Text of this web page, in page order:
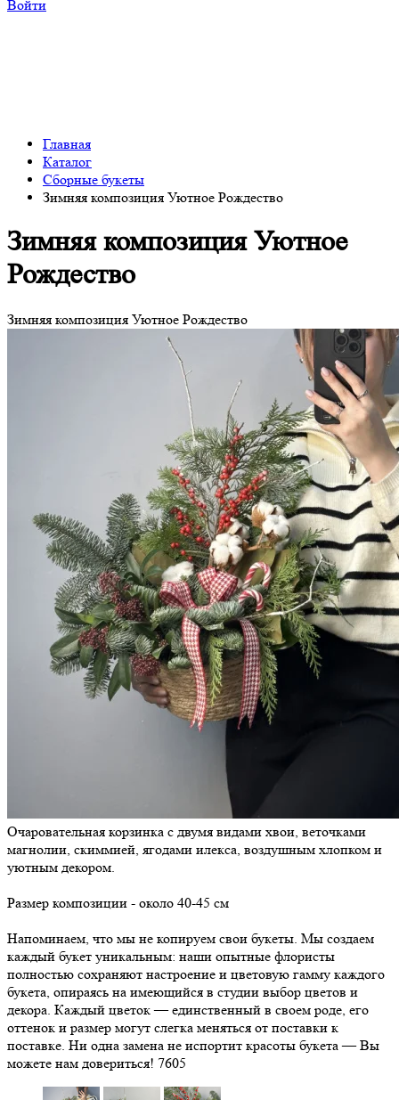
Войти
Главная
Каталог
Сборные букеты
Зимняя композиция Уютное Рождество
Зимняя композиция Уютное
Рождество
Зимняя композиция Уютное Рождество
Очаровательная корзинка с двумя видами хвои, веточками
магнолии, скиммией, ягодами илекса, воздушным хлопком и
уютным декором.
Размер композиции - около 40-45 см
Напоминаем, что мы не копируем свои букеты. Мы создаем
каждый букет уникальным: наши опытные флористы
полностью сохраняют настроение и цветовую гамму каждого
букета, опираясь на имеющийся в студии выбор цветов и
декора. Каждый цветок — единственный в своем роде, его
оттенок и размер могут слегка меняться от поставки к
поставке. Ни одна замена не испортит красоты букета — Вы
можете нам довериться! 7605